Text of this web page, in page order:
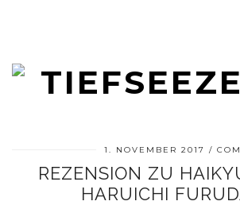
1. NOVEMBER 2017
REZENSION ZU
HARUICHI